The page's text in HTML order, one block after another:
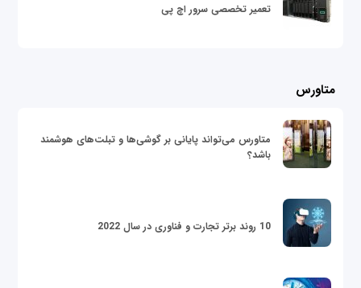
تعمیر تخصصی سرور اچ پی
متاورس
متاورس می‌تواند پایانی بر گوشی‌ها و تبلت‌های هوشمند
باشد؟
10 روند برتر تجارت و فناوری در سال 2022